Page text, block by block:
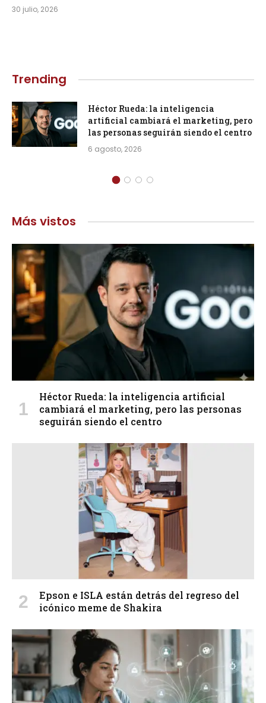
30 julio, 2026
Trending
Héctor Rueda: la inteligencia
artificial cambiará el marketing, pero
las personas seguirán siendo el centro
6 agosto, 2026
Más vistos
Héctor Rueda: la inteligencia artificial
cambiará el marketing, pero las personas
seguirán siendo el centro
Epson e ISLA están detrás del regreso del
icónico meme de Shakira